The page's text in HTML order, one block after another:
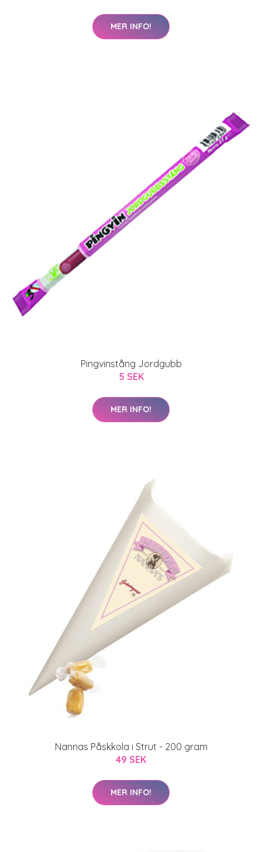
MER INFO!
Pingvinstång Jordgubb
5 SEK
MER INFO!
Nannas Påskkola i Strut - 200 gram
49 SEK
MER INFO!